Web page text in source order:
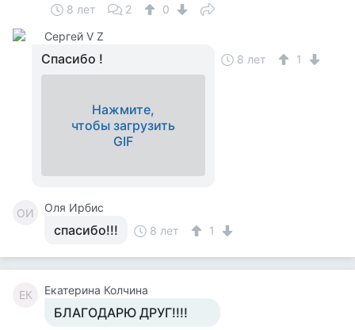
8 лет 2
0
Сергей V Z
Спасибо !
Нажмите,
чтобы загрузить
GIF
8 лет 1
ОИ Оля Ирбис
спасибо!!! 8 лет 1
ЕК Екатерина Колчина
БЛАГОДАРЮ ДРУГ!!!!